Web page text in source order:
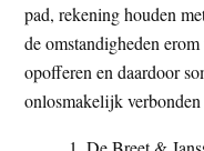
pad, rekening houden
de omstandigheden
opofferen en daardoor
onlosmakelijk